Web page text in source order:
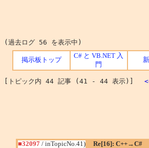
(過去ログ 56 を表示中)
掲示板トップ
C# と VB.NET 入
門
[トピック内 44 記事 (41 - 44 表示)]
■32097 / inTopicNo.41) Re[16]: C++→C#